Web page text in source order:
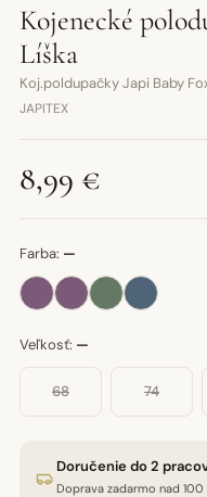
Kojenecké
Líška
Koj.poldupačky Japi Baby
JAPITEX
8,99 €
Farba: —
Veľkosť: —
68 74
Doručenie do 2
Doprava zadarmo nad